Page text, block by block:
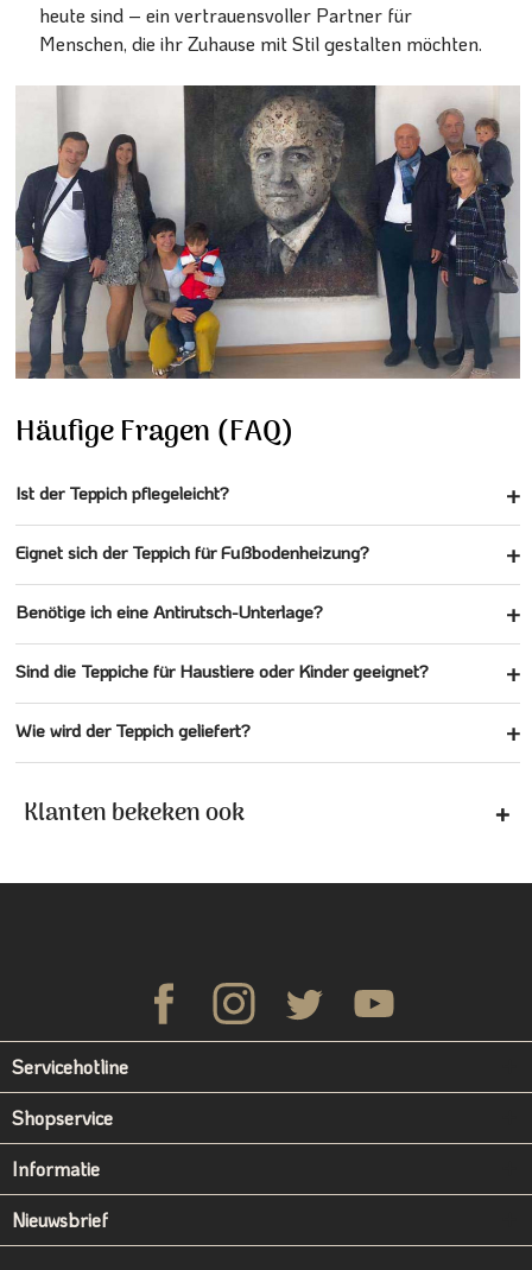
heute sind – ein vertrauensvoller Partner für
Menschen, die ihr Zuhause mit Stil gestalten möchten.
Häufige Fragen (FAQ)
Ist der Teppich pflegeleicht?
Eignet sich der Teppich für Fußbodenheizung?
Benötige ich eine Antirutsch-Unterlage?
Sind die Teppiche für Haustiere oder Kinder geeignet?
Wie wird der Teppich geliefert?
Klanten bekeken ook
Servicehotline
Shopservice
Informatie
Nieuwsbrief